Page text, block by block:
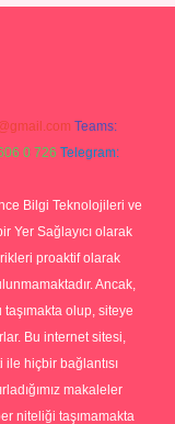
Teams:
0 726 Telegram:
Bilgi Teknolojileri ve
Yer Sağlayıcı olarak
proaktif olarak
Ancak,
olup, siteye
Bu internet sitesi,
hiçbir bağlantısı
makaleler
niteliği taşımamakta